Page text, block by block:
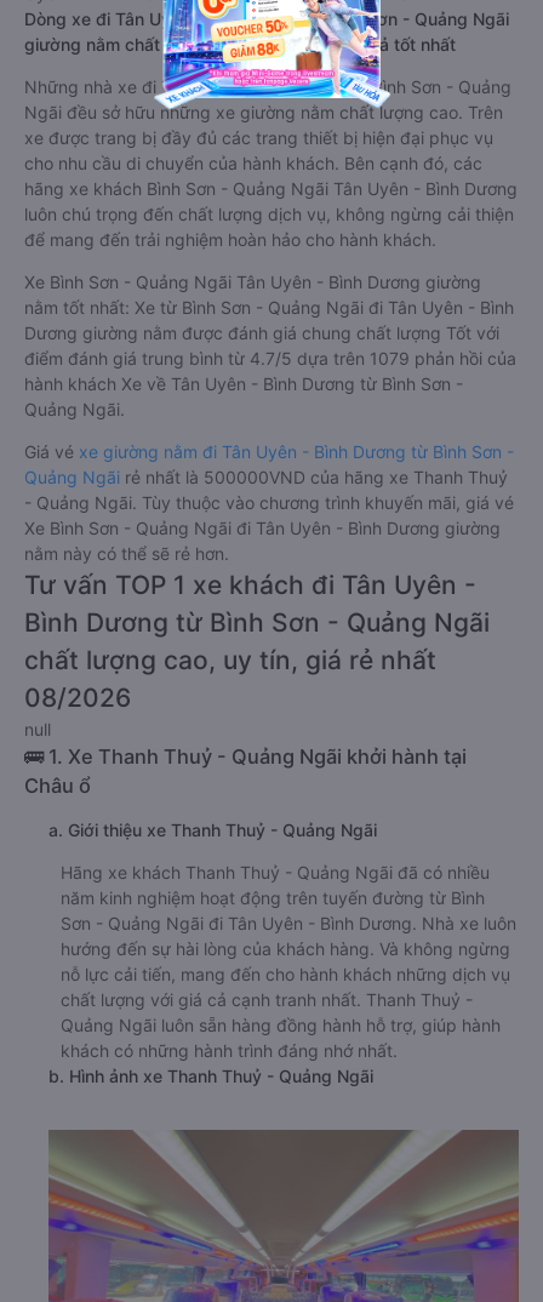
Dòng xe đi Tân Uyên - Bình Dương từ Bình Sơn - Quảng Ngãi
giường nằm chất lượng cao: Thoải mái, giá cả tốt nhất
Những nhà xe đi Tân Uyên - Bình Dương từ Bình Sơn - Quảng
Ngãi đều sở hữu những xe giường nằm chất lượng cao. Trên
xe được trang bị đầy đủ các trang thiết bị hiện đại phục vụ
cho nhu cầu di chuyển của hành khách. Bên cạnh đó, các
hãng xe khách Bình Sơn - Quảng Ngãi Tân Uyên - Bình Dương
luôn chú trọng đến chất lượng dịch vụ, không ngừng cải thiện
để mang đến trải nghiệm hoàn hảo cho hành khách.
Xe Bình Sơn - Quảng Ngãi Tân Uyên - Bình Dương giường
nằm tốt nhất: Xe từ Bình Sơn - Quảng Ngãi đi Tân Uyên - Bình
Dương giường nằm được đánh giá chung chất lượng Tốt với
điểm đánh giá trung bình từ 4.7/5 dựa trên 1079 phản hồi của
hành khách Xe về Tân Uyên - Bình Dương từ Bình Sơn -
Quảng Ngãi.
Giá vé xe giường nằm đi Tân Uyên - Bình Dương từ Bình Sơn -
Quảng Ngãi rẻ nhất là 500000VND của hãng xe Thanh Thuỷ
- Quảng Ngãi. Tùy thuộc vào chương trình khuyến mãi, giá vé
Xe Bình Sơn - Quảng Ngãi đi Tân Uyên - Bình Dương giường
nằm này có thể sẽ rẻ hơn.
Tư vấn TOP 1 xe khách đi Tân Uyên -
Bình Dương từ Bình Sơn - Quảng Ngãi
chất lượng cao, uy tín, giá rẻ nhất
08/2026
null
🚌 1. Xe Thanh Thuỷ - Quảng Ngãi khởi hành tại
Châu ổ
a. Giới thiệu xe Thanh Thuỷ - Quảng Ngãi
Hãng xe khách Thanh Thuỷ - Quảng Ngãi đã có nhiều
năm kinh nghiệm hoạt động trên tuyến đường từ Bình
Sơn - Quảng Ngãi đi Tân Uyên - Bình Dương. Nhà xe luôn
hướng đến sự hài lòng của khách hàng. Và không ngừng
nỗ lực cải tiến, mang đến cho hành khách những dịch vụ
chất lượng với giá cả cạnh tranh nhất. Thanh Thuỷ -
Quảng Ngãi luôn sẵn hàng đồng hành hỗ trợ, giúp hành
khách có những hành trình đáng nhớ nhất.
b. Hình ảnh xe Thanh Thuỷ - Quảng Ngãi